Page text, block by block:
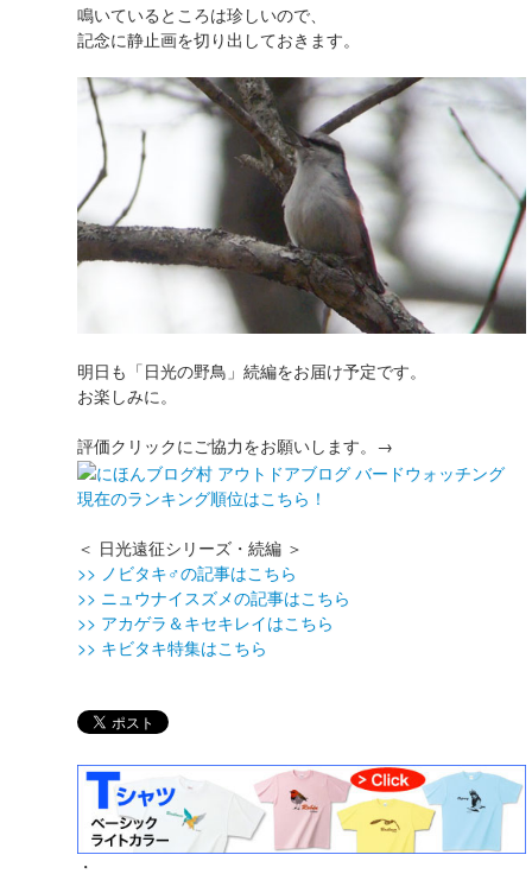
鳴いているところは珍しいので、
記念に静止画を切り出しておきます。
明日も「日光の野鳥」続編をお届け予定です。
お楽しみに。
評価クリックにご協力をお願いします。→
現在のランキング順位はこちら！
＜ 日光遠征シリーズ・続編 ＞
>> ノビタキ♂の記事はこちら
>> ニュウナイスズメの記事はこちら
>> アカゲラ＆キセキレイはこちら
>> キビタキ特集はこちら
・